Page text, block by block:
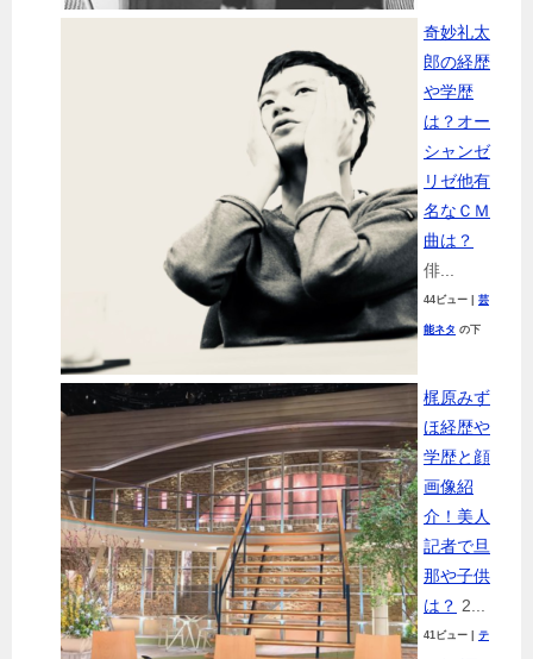
奇妙礼太
郎の経歴
や学歴
は？オー
シャンゼ
リゼ他有
名なＣＭ
曲は？
俳...
44ビュー 芸
能ネタ の下
梶原みず
ほ経歴や
学歴と顔
画像紹
介！美人
記者で旦
那や子供
は？ 2...
41ビュー テ